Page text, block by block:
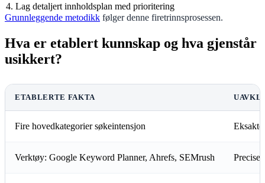
Lag detaljert innholdsplan med prioritering
Grunnleggende metodikk følger denne firetrinnsprosessen.
Hva er etablert kunnskap og hva gjenstår
usikkert?
ETABLERTE FAKTA
Fire hovedkategorier søkeintensjon
Verktøy: Google Keyword Planner, Ahrefs, SEMrush Precise